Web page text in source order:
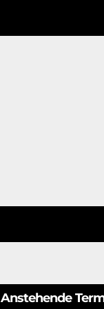
Anstehende